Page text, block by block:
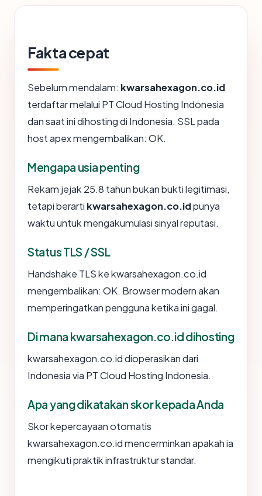
Fakta cepat
Sebelum mendalam: kwarsahexagon.co.id
terdaftar melalui PT Cloud Hosting Indonesia
dan saat ini dihosting di Indonesia. SSL pada
host apex mengembalikan: OK.
Mengapa usia penting
Rekam jejak 25.8 tahun bukan bukti legitimasi,
tetapi berarti kwarsahexagon.co.idpunya
waktu untuk mengakumulasi sinyal reputasi.
Status TLS / SSL
Handshake TLS ke kwarsahexagon.co.id
mengembalikan: OK. Browser modern akan
memperingatkan pengguna ketika ini gagal.
Di mana kwarsahexagon.co.id dihosting
kwarsahexagon.co.id dioperasikan dari
Indonesia via PT Cloud Hosting Indonesia.
Apa yang dikatakan skor kepada Anda
Skor kepercayaan otomatis
kwarsahexagon.co.id mencerminkan apakah ia
mengikuti praktik infrastruktur standar.